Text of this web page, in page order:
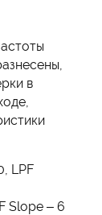
в
LPF
Slope – 6